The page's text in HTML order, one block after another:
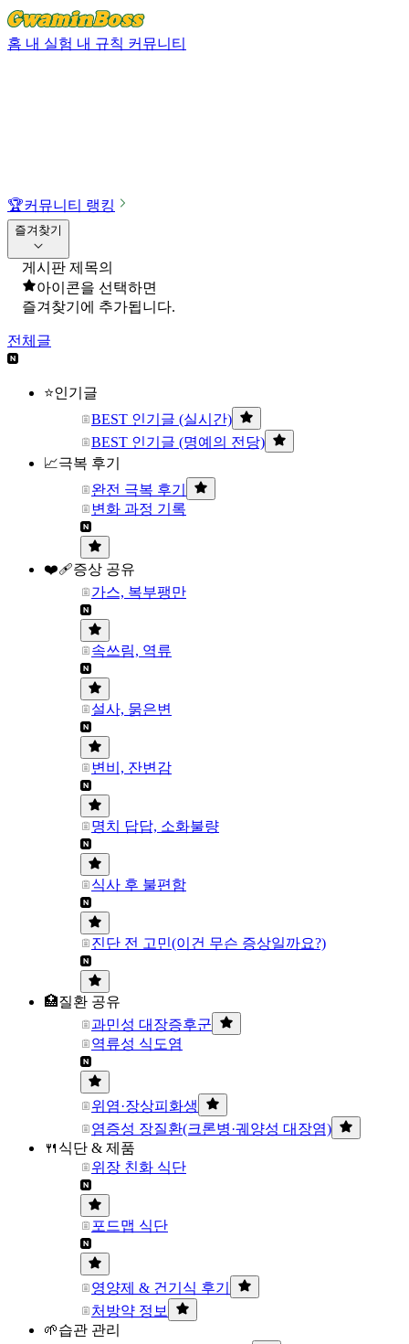
홈 내 실험 내 규칙 커뮤니티
🏆커뮤니티 랭킹
즐겨찾기
게시판 제목의
아이콘을 선택하면
즐겨찾기에 추가됩니다.
전체글
⭐인기글
BEST 인기글 (실시간)
BEST 인기글 (명예의 전당)
📈극복 후기
완전 극복 후기
변화 과정 기록
❤️‍🩹증상 공유
가스, 복부팽만
속쓰림, 역류
설사, 묽은변
변비, 잔변감
명치 답답, 소화불량
식사 후 불편함
진단 전 고민(이건 무슨 증상일까요?)
🏥질환 공유
과민성 대장증후군
역류성 식도염
위염·장상피화생
염증성 장질환(크론병·궤양성 대장염)
🍴식단 & 제품
위장 친화 식단
포드맵 식단
영양제 & 건기식 후기
처방약 정보
🌱습관 관리